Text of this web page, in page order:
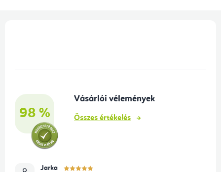
98 %
Vásárlói vélemények
Összes értékelés
Jarka